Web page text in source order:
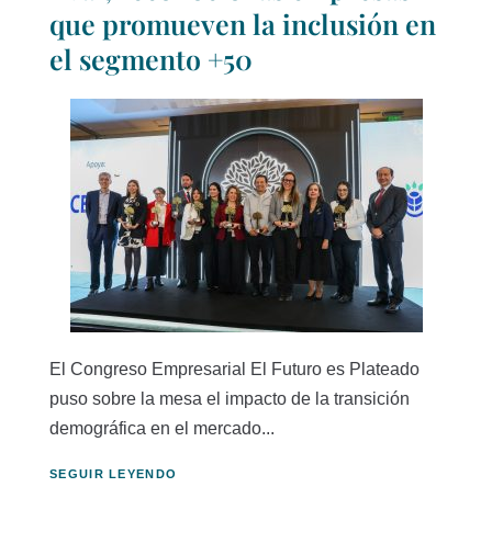
que promueven la inclusión en
el segmento +50
El Congreso Empresarial El Futuro es Plateado
puso sobre la mesa el impacto de la transición
demográfica en el mercado...
SEGUIR LEYENDO